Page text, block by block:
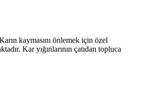
kaymasını önlemek için özel
Kar yığınlarının çatıdan topluca